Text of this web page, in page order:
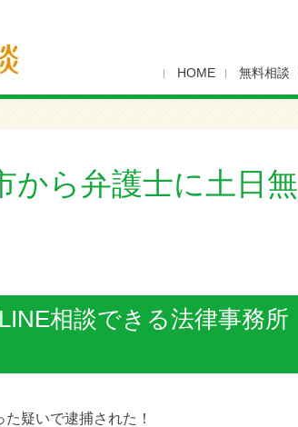
HOME 無料相談
から弁護士に土日無
相談できる法律事務所
疑いで逮捕された！